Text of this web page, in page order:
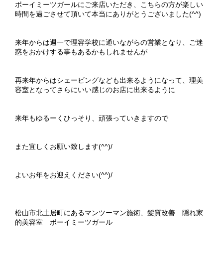
ボーイミーツガールにご来店いただき、こちらの方が楽しい
時間を過ごさせて頂いて本当にありがとうございました(^^)
来年からは週一で理容学校に通いながらの営業となり、ご迷
惑をおかけする事もあるかもしれませんが
再来年からはシェービングなども出来るようになって、理美
容室となってさらにいい感じのお店に出来るように
来年もゆるーくひっそり、頑張っていきますので
また宜しくお願い致します(^^)/
よいお年をお迎えください(^^)/
松山市北土居町にあるマンツーマン施術、髪質改善 隠れ家
的美容室 ボーイミーツガール